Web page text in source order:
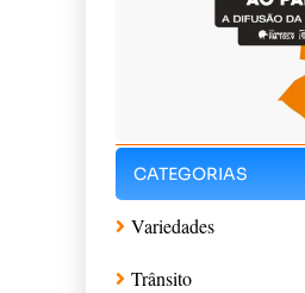
CATEGORIAS
Variedades
Trânsito